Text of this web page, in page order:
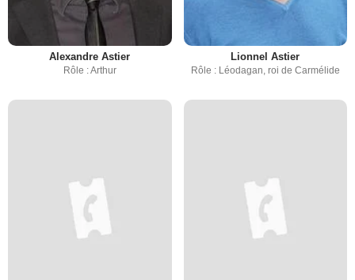
Alexandre Astier
Rôle : Arthur
Lionnel Astier
Rôle : Léodagan, roi de Carmélide